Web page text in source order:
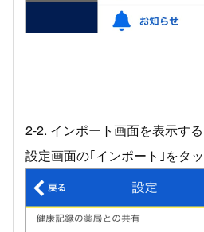
2-2. インポート画面を表示する
設定画面の｢インポート｣をタッ